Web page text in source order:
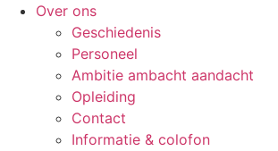
Over ons
Geschiedenis
Personeel
Ambitie ambacht aandacht
Opleiding
Contact
Informatie & colofon